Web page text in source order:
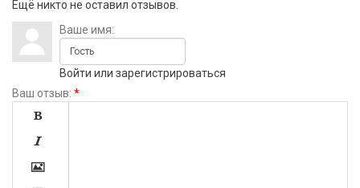
Ещё никто не оставил отзывов.
Ваше имя:
Войти или зарегистрироваться
Ваш отзыв: *


